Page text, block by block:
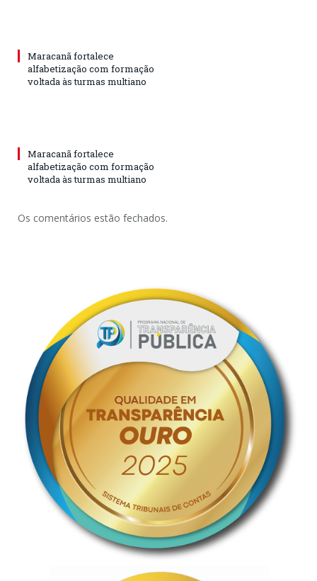
Maracanã fortalece
alfabetização com formação
voltada às turmas multiano
Maracanã fortalece
alfabetização com formação
voltada às turmas multiano
Os comentários estão fechados.